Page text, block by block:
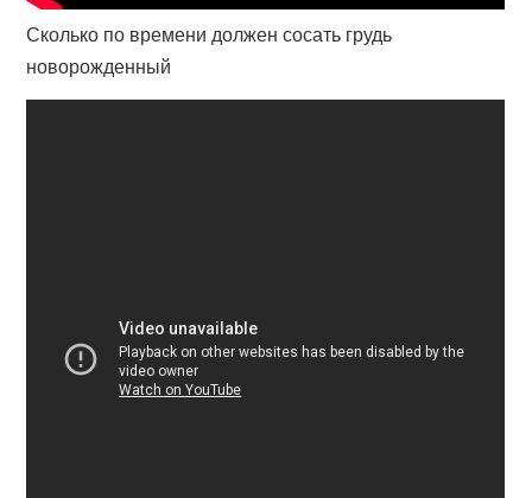
Сколько по времени должен сосать грудь
новорожденный